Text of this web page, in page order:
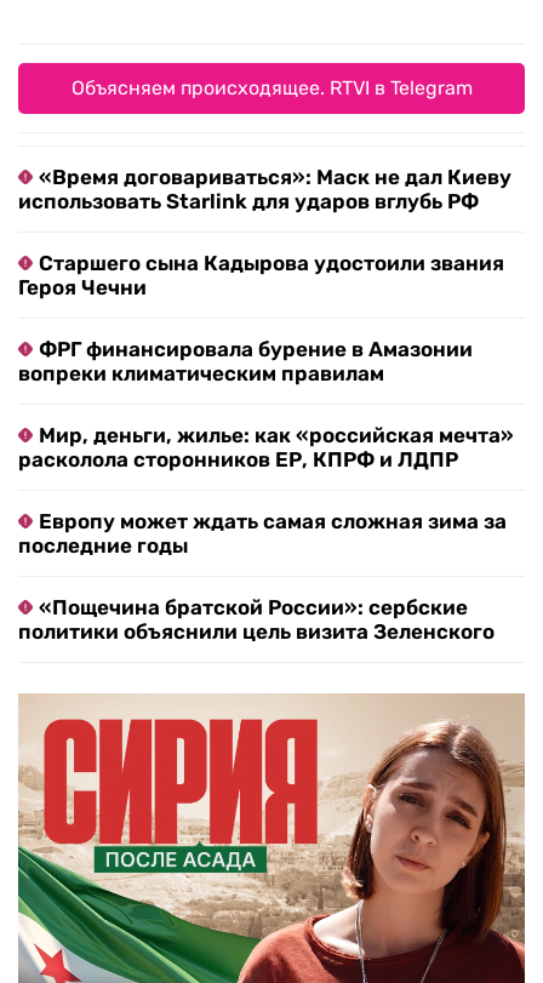
Объясняем происходящее. RTVI в Telegram
«Время договариваться»: Маск не дал Киеву
использовать Starlink для ударов вглубь РФ
Старшего сына Кадырова удостоили звания
Героя Чечни
ФРГ финансировала бурение в Амазонии
вопреки климатическим правилам
Мир, деньги, жилье: как «российская мечта»
расколола сторонников ЕР, КПРФ и ЛДПР
Европу может ждать самая сложная зима за
последние годы
«Пощечина братской России»: сербские
политики объяснили цель визита Зеленского